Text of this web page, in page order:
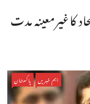
کاغیرمعینہ مدت
اہم خبریں پاکستان